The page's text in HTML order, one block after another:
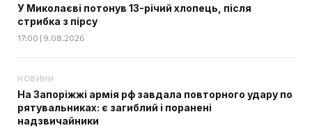
У Миколаєві потонув 13-річий хлопець, після
стрибка з пірсу
17:00 | 9.08.2026
НОВИНИ
На Запоріжжі армія рф завдала повторного удару по
рятувальниках: є загиблий і поранені
надзвичайники